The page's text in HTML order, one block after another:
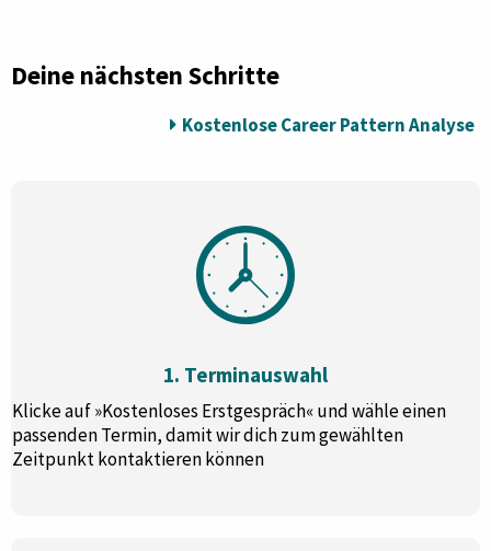
Deine nächsten Schritte
Kostenlose Career Pattern Analyse
1. Terminauswahl
Klicke auf »Kostenloses Erstgespräch« und wähle einen
passenden Termin, damit wir dich zum gewählten
Zeitpunkt kontaktieren können